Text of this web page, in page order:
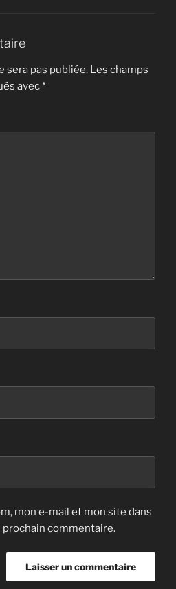
sera pas publiée. Les champs
avec*
mon e-mail et mon site dans
commentaire.